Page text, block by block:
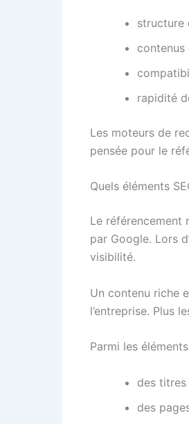
structure
rapidité
Les moteurs de
pensée pour le
Quels éléments
Le référencement
par Google. Lors
visibilité.
Un contenu riche
l’entreprise. Plus
Parmi les
des
des